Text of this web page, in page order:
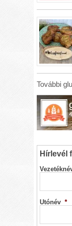
További
Hírlevél
Utónév *